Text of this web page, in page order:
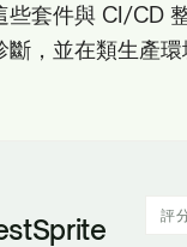
些套件與 CI/CD
斷，並在類生產
評